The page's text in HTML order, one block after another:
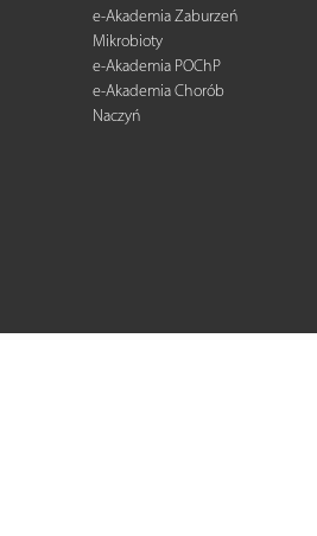
e-Akademia Zaburzeń
Mikrobioty
e-Akademia POChP
e-Akademia Chorób
Naczyń